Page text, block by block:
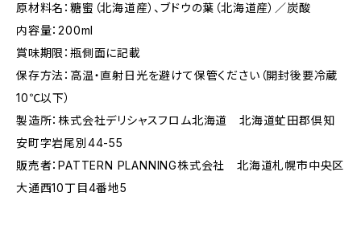
原材料名：糖蜜（北海道産）、ブドウの葉（北海道産）／炭酸
内容量：200ml
賞味期限：瓶側面に記載
保存方法：高温・直射日光を避けて保管ください（開封後要冷蔵
10℃以下）
製造所：株式会社デリシャスフロム北海道 北海道虻田郡倶知
安町字岩尾別44-55
販売者：PATTERN PLANNING株式会社 北海道札幌市中央区
大通西10丁目4番地5